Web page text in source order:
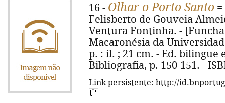
16 - Olhar o Porto Santo =
Felisberto de Gouveia
Ventura Fontinha. -
Macaronésia da
p. : il. ; 21 cm. - Ed. bilingue
Bibliografia, p. 150-151. -
Link persistente: http://